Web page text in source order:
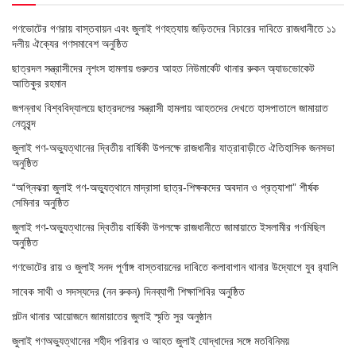
গণভোটের গণরায় বাস্তবায়ন এবং জুলাই গণহত্যায় জড়িতদের বিচারের দাবিতে রাজধানীতে ১১
দলীয় ঐক্যের গণসমাবেশ অনুষ্ঠিত
ছাত্রদল সন্ত্রাসীদের নৃশংস হামলায় গুরুতর আহত নিউমার্কেট থানার রুকন অ্যাডভোকেট
আতিকুর রহমান
জগন্নাথ বিশ্ববিদ্যালয়ে ছাত্রদলের সন্ত্রাসী হামলায় আহতদের দেখতে হাসপাতালে জামায়াত
নেতৃবৃন্দ
জুলাই গণ-অভ্যুত্থানের দ্বিতীয় বার্ষিকী উপলক্ষে রাজধানীর যাত্রাবাড়ীতে ঐতিহাসিক জনসভা
অনুষ্ঠিত
“অগ্নিঝরা জুলাই গণ-অভ্যুত্থানে মাদ্রাসা ছাত্র-শিক্ষকদের অবদান ও প্রত্যাশা” শীর্ষক
সেমিনার অনুষ্ঠিত
জুলাই গণ-অভ্যুত্থানের দ্বিতীয় বার্ষিকী উপলক্ষে রাজধানীতে জামায়াতে ইসলামীর গণমিছিল
অনুষ্ঠিত
গণভোটের রায় ও জুলাই সনদ পূর্ণাঙ্গ বাস্তবায়নের দাবিতে কলাবাগান থানার উদ্যোগে যুব র‌্যালি
সাবেক সাথী ও সদস্যদের (নন রুকন) দিনব্যাপী শিক্ষাশিবির অনুষ্ঠিত
পল্টন থানার আয়োজনে জামায়াতের জুলাই স্মৃতি সুর অনুষ্ঠান
জুলাই গণঅভ্যুত্থানের শহীদ পরিবার ও আহত জুলাই যোদ্ধাদের সঙ্গে মতবিনিময়